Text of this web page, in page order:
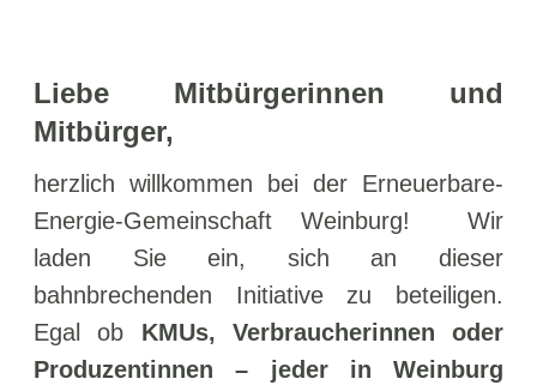
Liebe Mitbürgerinnen und
Mitbürger,
herzlich willkommen bei der Erneuerbare-
Energie-Gemeinschaft Weinburg!
Wir
laden Sie ein, sich an dieser
bahnbrechenden Initiative zu beteiligen.
Egal ob KMUs, Verbraucherinnen oder
Produzentinnen – jeder in Weinburg